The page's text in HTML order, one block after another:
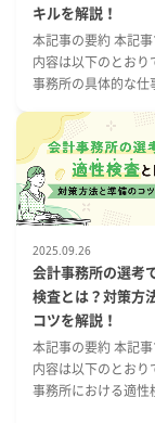
キルを解説！
本記事の要約 本記
内容は以下のとおり
事務所の具体的な仕
繁忙期について 会計
く際に役立つ資格や
て
2025.09.26
会計事務所の選考
検査とは？対策方
コツを解説！
本記事の要約 本記
内容は以下のとおり
事務所における適性